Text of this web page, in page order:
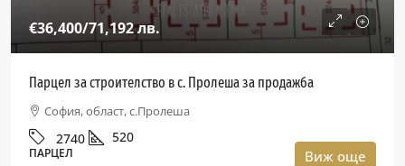
€36,400/71,192 лв.
Парцел за строителство в с. Пролеша за продажба
София, област, с.Пролеша
2740 520
ПАРЦЕЛ Виж още